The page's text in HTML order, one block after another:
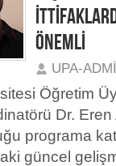
ÖNEMLİ
UPA-
Öğretim
Dr. Eren
programa
güncel